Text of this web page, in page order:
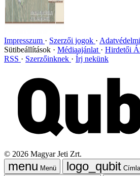
Impresszum Szerzői jogok
Sütibeállítások
Médiaajánlat Hirdetői
RSS
Szerzőinknek Írj nekünk
© 2026 Magyar Jeti Zrt.
Menü